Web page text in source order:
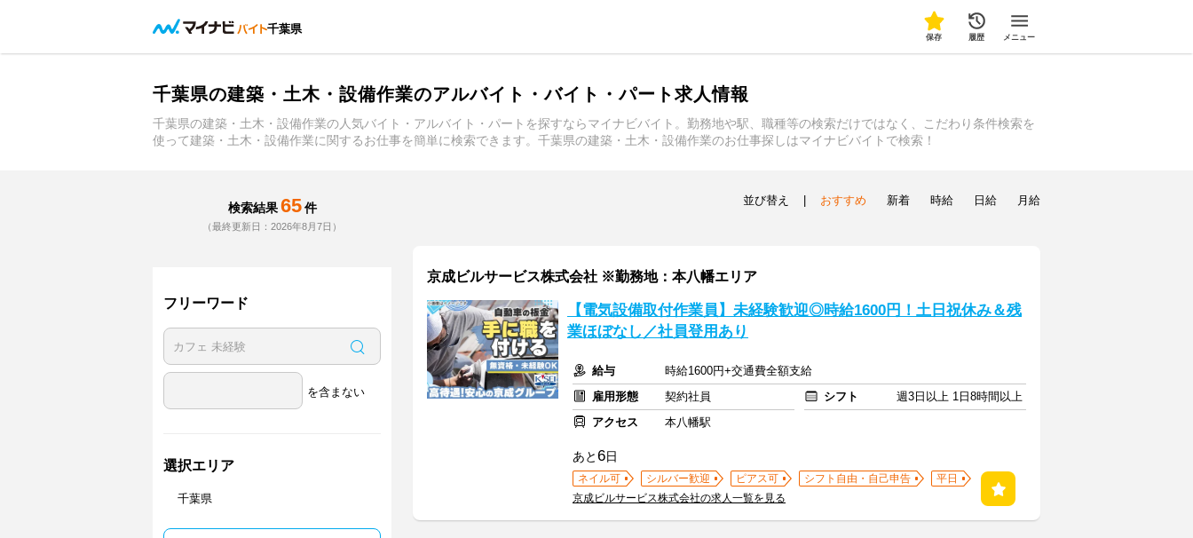
千葉県
保存 履歴 メニュー
千葉県の建築・土木・設備作業のアルバイト・バイト・パート求人情報
千葉県の建築・土木・設備作業の人気バイト・アルバイト・パートを探すならマイナビバイト。勤務地や駅、職種等の検索だけではなく、こだわり条件検索を
使って建築・土木・設備作業に関するお仕事を簡単に検索できます。千葉県の建築・土木・設備作業のお仕事探しはマイナビバイトで検索！
検索結果 65 件
（最終更新日：2026年8月7日）
フリーワード
を含まない
選択エリア
千葉県
並び替え おすすめ 新着 時給 日給 月給
京成ビルサービス株式会社 ※勤務地：本八幡エリア
【電気設備取付作業員】未経験歓迎◎時給1600円！土日祝休み＆残
業ほぼなし／社員登用あり
給与
時給1600円+交通費全額支給
雇用形態
契約社員 シフト
週3日以上 1日8時間以上
アクセス
本八幡駅
あと6日
ネイル可 シルバー歓迎 ピアス可 シフト自由・自己申告
平日
京成ビルサービス株式会社の求人一覧を見る